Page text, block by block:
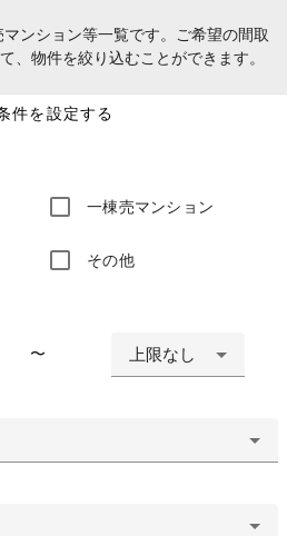
ンション等一覧です。ご希望の間取
、物件を絞り込むことができます。
件を設定する
一棟売マンション
その他
〜 上限なし